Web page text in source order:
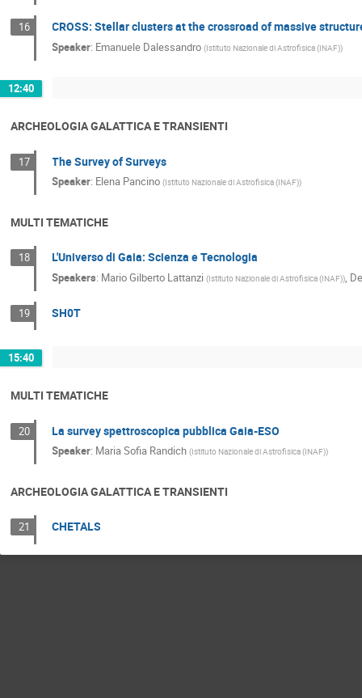
16 CROSS: Stellar clusters at the crossroad of massive
Speaker: Emanuele Dalessandro (Istituto Nazionale di Astrofisica (INAF))
12:40
ARCHEOLOGIA GALATTICA E TRANSIENTI
17 The Survey of Surveys
Speaker: Elena Pancino (Istituto Nazionale di Astrofisica (INAF))
MULTI TEMATICHE
18 L'Universo di Gaia: Scienza e Tecnologia
Speakers: Mario Gilberto Lattanzi (Istituto Nazionale di Astrofisica (INAF)),
19 SH0T
15:40
MULTI TEMATICHE
20 La survey spettroscopica pubblica Gaia-ESO
Speaker: Maria Sofia Randich (Istituto Nazionale di Astrofisica (INAF))
ARCHEOLOGIA GALATTICA E TRANSIENTI
21 CHETALS